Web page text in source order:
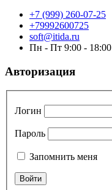
+7 (999) 260-07-25
+79992600725
soft@itida.ru
Пн - Пт 9:00 - 18:00
Авторизация
Логин
Пароль
Запомнить меня